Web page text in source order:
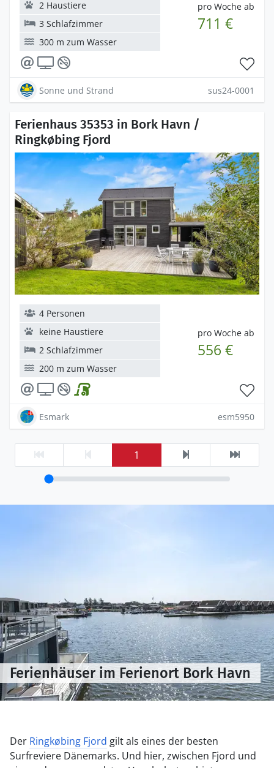
pro Woche ab
711 €
2 Haustiere
3 Schlafzimmer
300 m zum Wasser
Sonne und Strand sus24-0001
Ferienhaus 35353 in Bork Havn /
Ringkøbing Fjord
pro Woche ab
556 €
4 Personen
keine Haustiere
2 Schlafzimmer
200 m zum Wasser
Esmark esm5950
1
Ferienhäuser im Ferienort Bork Havn
Der Ringkøbing Fjord gilt als eines der besten
Surfreviere Dänemarks. Und hier, zwischen Fjord und